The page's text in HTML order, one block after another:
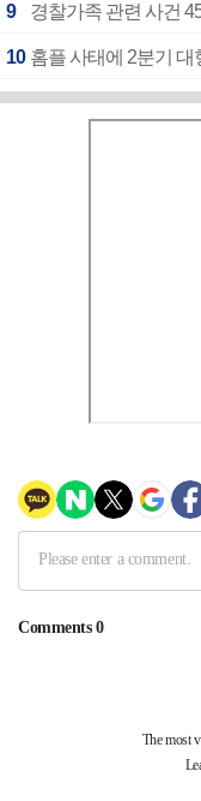
9 경찰가족 관련 사건
10 홈플 사태에 2분기